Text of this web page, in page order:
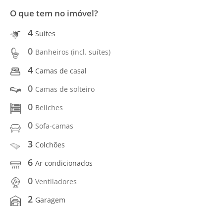
O que tem no imóvel?
4 Suítes
0 Banheiros (incl. suítes)
4 Camas de casal
0 Camas de solteiro
0 Beliches
0 Sofa-camas
3 Colchões
6 Ar condicionados
0 Ventiladores
2 Garagem